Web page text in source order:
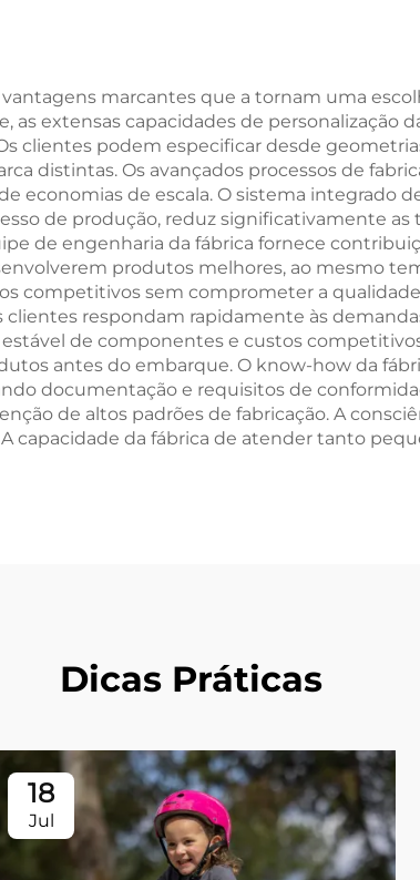
de Aço
Road
marcantes que a tornam uma
as extensas capacidades de
clientes podem especificar desde
distintas. Os avançados processos de
economias de escala. O sistema integrado
de produção, reduz significativamente as
de engenharia da fábrica fornece
produtos melhores, ao mesmo
competitivos sem comprometer a
respondam rapidamente às
de componentes e custos
antes do embarque. O know-how da
documentação e requisitos de
de altos padrões de fabricação. A
capacidade da fábrica de atender tanto
Dicas Práticas
18
Jul